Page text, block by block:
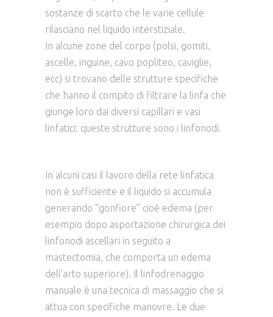
sostanze di scarto che le varie cellule
rilasciano nel liquido interstiziale.
In alcune zone del corpo (polsi, gomiti,
ascelle, inguine, cavo popliteo, caviglie,
ecc) si trovano delle strutture specifiche
che hanno il compito di filtrare la linfa che
giunge loro dai diversi capillari e vasi
linfatici: queste strutture sono i linfonodi.
In alcuni casi il lavoro della rete linfatica
non è sufficiente e il liquido si accumula
generando “gonfiore” cioè edema (per
esempio dopo asportazione chirurgica dei
linfonodi ascellari in seguito a
mastectomia, che comporta un edema
dell’arto superiore). Il linfodrenaggio
manuale è una tecnica di massaggio che si
attua con specifiche manovre. Le due